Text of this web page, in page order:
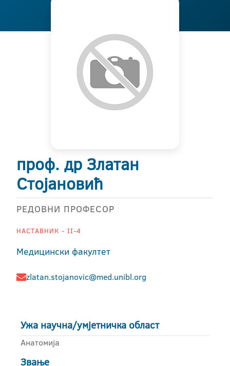
проф. др Златан
Стојановић
РЕДОВНИ ПРОФЕСОР
НАСТАВНИК - II-4
Медицински факултет
zlatan.stojanovic@med.unibl.org
Ужа научна/умјетничка област
Анатомија
Звање